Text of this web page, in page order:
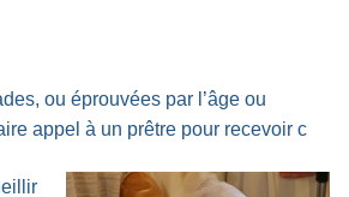
ou éprouvées par l’âge ou
appel à un prêtre pour recevoir c